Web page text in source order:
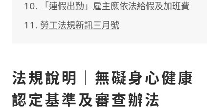
「連假出勤」雇主應依法給假及加班費
勞工法規新訊三月號
法規說明｜無礙身心健康
認定基準及審查辦法